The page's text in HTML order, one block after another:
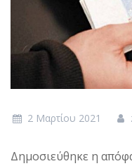
2 Μαρτίου 2021
Δημοσιεύθηκε η